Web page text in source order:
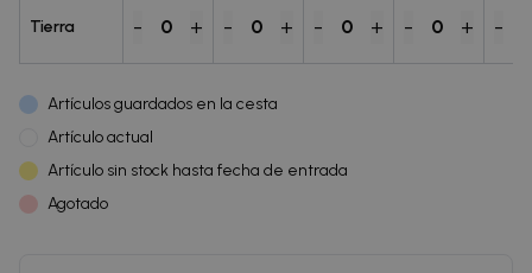
Tierra - 0 + - 0 + - 0 + - 0 + -
Artículos guardados en la cesta
Artículo actual
Artículo sin stock hasta fecha de entrada
Agotado